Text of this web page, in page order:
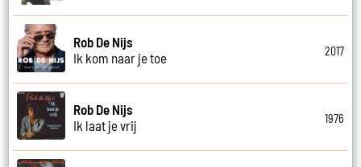
Rob De Nijs
Ik kom naar je toe
2017
Rob De Nijs
Ik laat je vrij
1976